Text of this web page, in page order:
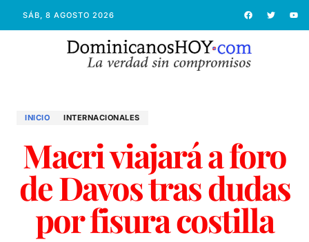
SÁB, 8 AGOSTO 2026
INICIO INTERNACIONALES
Macri viajará a foro
de Davos tras dudas
por fisura costilla